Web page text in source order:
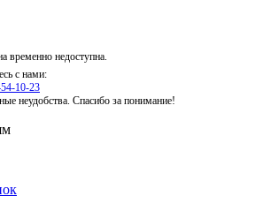
временно недоступна.
с нами:
10-23
неудобства. Спасибо за понимание!